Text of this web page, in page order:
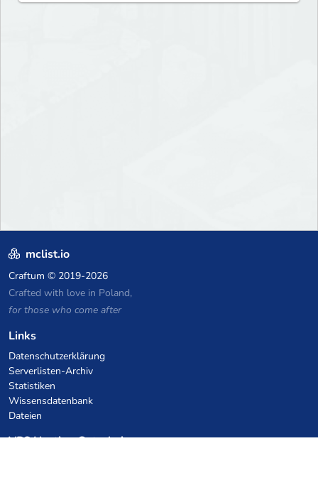
mclist.io
Craftum © 2019-2026
Crafted with love in Poland,
for those who come after
Links
Datenschutzerklärung
Serverlisten-Archiv
Statistiken
Wissensdatenbank
Dateien
VPS Hosting Gutscheine